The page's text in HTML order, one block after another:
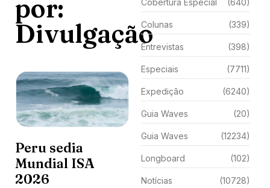
por:
Divulgação
Peru sedia
Mundial ISA
2026
Cobertura Especial (640)
Colunas (339)
Entrevistas (398)
Especiais (7711)
Expedição (6240)
Guia Waves (20)
Guia Waves (12234)
Longboard (102)
Notícias (10728)